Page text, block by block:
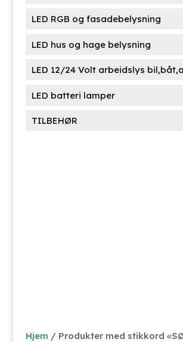
LED RGB og fasadebelysning
LED hus og hage belysning
LED 12/24 Volt arbeidslys
LED batteri lamper
TILBEHØR
Hjem / Produkter med stikkord